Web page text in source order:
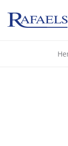
Ab Rafael